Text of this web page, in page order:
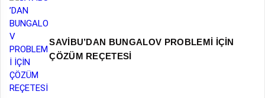
SAVİBU’DAN BUNGALOV PROBLEMİ İÇİN
ÇÖZÜM REÇETESİ